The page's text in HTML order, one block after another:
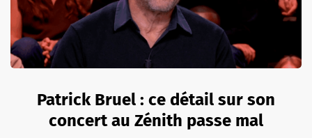
Patrick Bruel : ce détail sur son
concert au Zénith passe mal